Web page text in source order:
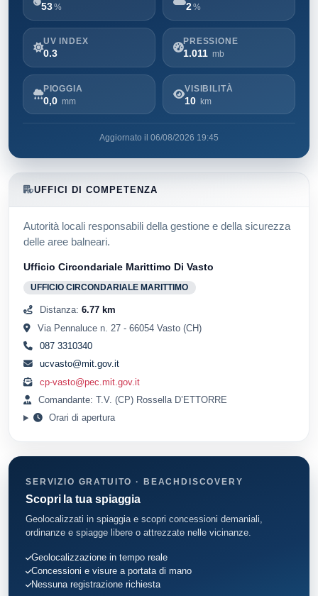
53 % 2%
UV INDEX
0.3
PRESSIONE
1.011 mb
PIOGGIA
0,0 mm
VISIBILITÀ
10 km
Aggiornato il 06/08/2026 19:45
UFFICI DI COMPETENZA
Autorità locali responsabili della gestione e della sicurezza
delle aree balneari.
Ufficio Circondariale Marittimo Di Vasto
UFFICIO CIRCONDARIALE MARITTIMO
Distanza: 6.77 km
Via Pennaluce n. 27 - 66054 Vasto (CH)
087 3310340
ucvasto@mit.gov.it
cp-vasto@pec.mit.gov.it
Comandante: T.V. (CP) Rossella D’ETTORRE
Orari di apertura
SERVIZIO GRATUITO · BEACHDISCOVERY
Scopri la tua spiaggia
Geolocalizzati in spiaggia e scopri concessioni demaniali,
ordinanze e spiagge libere o attrezzate nelle vicinanze.
Geolocalizzazione in tempo reale
Concessioni e visure a portata di mano
Nessuna registrazione richiesta